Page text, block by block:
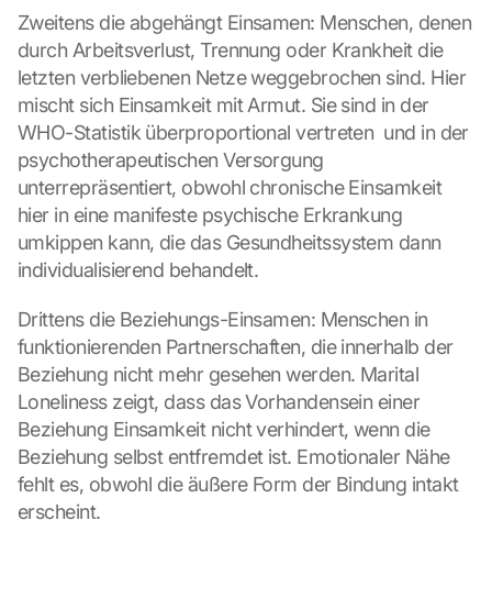
Zweitens die abgehängt Einsamen: Menschen, denen
durch Arbeitsverlust, Trennung oder Krankheit die
letzten verbliebenen Netze weggebrochen sind. Hier
mischt sich Einsamkeit mit Armut. Sie sind in der
WHO-Statistik überproportional vertreten  und in der
psychotherapeutischen Versorgung
unterrepräsentiert, obwohl chronische Einsamkeit
hier in eine manifeste psychische Erkrankung
umkippen kann, die das Gesundheitssystem dann
individualisierend behandelt.
Drittens die Beziehungs-Einsamen: Menschen in
funktionierenden Partnerschaften, die innerhalb der
Beziehung nicht mehr gesehen werden. Marital
Loneliness zeigt, dass das Vorhandensein einer
Beziehung Einsamkeit nicht verhindert, wenn die
Beziehung selbst entfremdet ist. Emotionaler Nähe
fehlt es, obwohl die äußere Form der Bindung intakt
erscheint.